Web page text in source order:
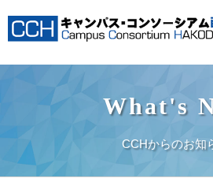
What's
CCHからのお知